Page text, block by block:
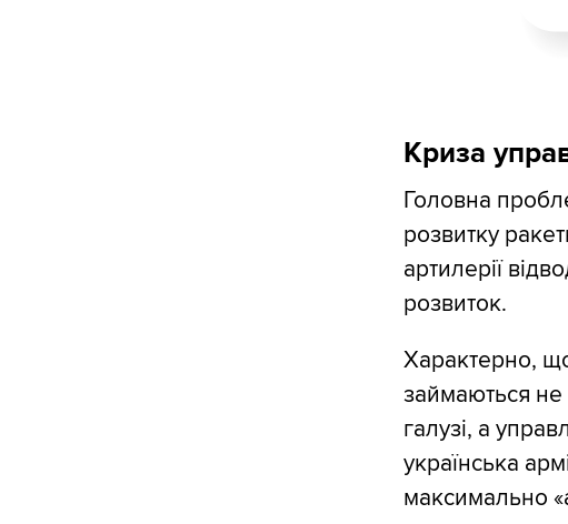
Криза
Головна
розвитку
артилерії
розвиток.
Характерно,
займаються не
галузі, а
українська
максимально